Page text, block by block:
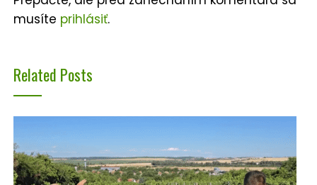
musíte prihlásiť.
Related Posts